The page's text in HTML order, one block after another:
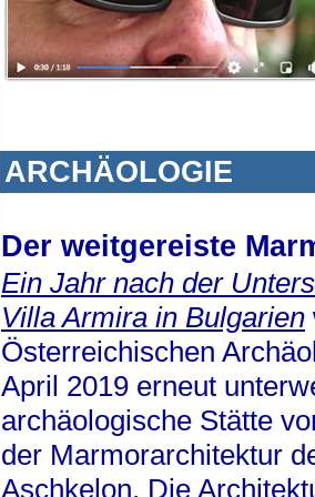
ARCHÄOLOGIE
Der weitgereiste
Ein Jahr nach der
Villa Armira in Bulgarien
Österreichischen
April 2019 erneut
archäologische Stätte
der Marmorarchitektur
Aschkelon. Die